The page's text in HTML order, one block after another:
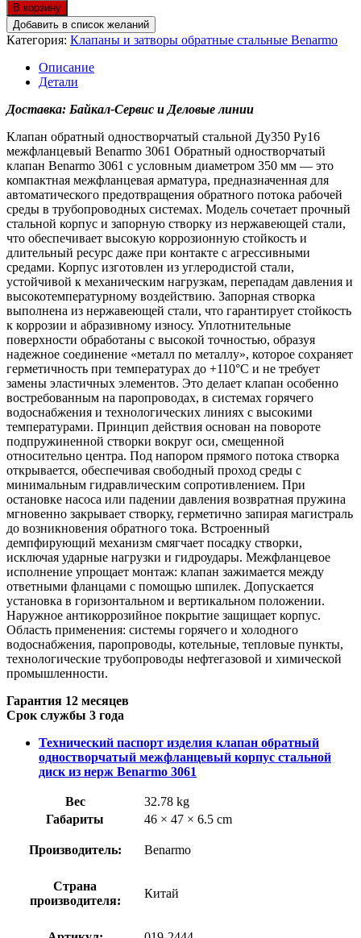
В корзину
Добавить в список желаний
Категория: Клапаны и затворы обратные стальные Benarmo
Описание
Детали
Доставка: Байкал-Сервис и Деловые линии
Клапан обратный одностворчатый стальной Ду350 Ру16
межфланцевый Benarmo 3061 Обратный одностворчатый
клапан Benarmo 3061 с условным диаметром 350 мм — это
компактная межфланцевая арматура, предназначенная для
автоматического предотвращения обратного потока рабочей
среды в трубопроводных системах. Модель сочетает прочный
стальной корпус и запорную створку из нержавеющей стали,
что обеспечивает высокую коррозионную стойкость и
длительный ресурс даже при контакте с агрессивными
средами. Корпус изготовлен из углеродистой стали,
устойчивой к механическим нагрузкам, перепадам давления и
высокотемпературному воздействию. Запорная створка
выполнена из нержавеющей стали, что гарантирует стойкость
к коррозии и абразивному износу. Уплотнительные
поверхности обработаны с высокой точностью, образуя
надежное соединение «металл по металлу», которое сохраняет
герметичность при температурах до +110°C и не требует
замены эластичных элементов. Это делает клапан особенно
востребованным на паропроводах, в системах горячего
водоснабжения и технологических линиях с высокими
температурами. Принцип действия основан на повороте
подпружиненной створки вокруг оси, смещенной
относительно центра. Под напором прямого потока створка
открывается, обеспечивая свободный проход среды с
минимальным гидравлическим сопротивлением. При
остановке насоса или падении давления возвратная пружина
мгновенно закрывает створку, герметично запирая магистраль
до возникновения обратного тока. Встроенный
демпфирующий механизм смягчает посадку створки,
исключая ударные нагрузки и гидроудары. Межфланцевое
исполнение упрощает монтаж: клапан зажимается между
ответными фланцами с помощью шпилек. Допускается
установка в горизонтальном и вертикальном положении.
Наружное антикоррозийное покрытие защищает корпус.
Область применения: системы горячего и холодного
водоснабжения, паропроводы, котельные, тепловые пункты,
технологические трубопроводы нефтегазовой и химической
промышленности.
Гарантия 12 месяцев
Срок службы 3 года
Технический паспорт изделия клапан обратный
одностворчатый межфланцевый корпус стальной
диск из нерж Benarmo 3061
Вес
32.78 kg
Габариты
46 × 47 × 6.5 cm
Производитель: Benarmo
Страна
производителя:
Китай